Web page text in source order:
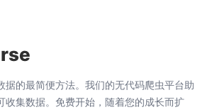
据的最简便方法。我们的无代码爬虫平台助
收集数据。免费开始，随着您的成长而扩